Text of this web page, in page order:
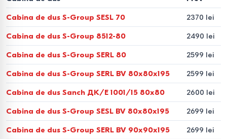
Alege cabina de duș care se potrivește perfect băii tale:
modele compacte de colț pentru spații mici, cabine
combinate cu funcție de cadă pentru familiile cu copii sau
confort maxim. Cu Bigshop vei obține o soluție fiabilă și
elegantă pentru a crea un spațiu de duș modern!
Plasează comanda pe site-ul Bigshop.md sau
contactează-ne la telefonul 022-855379 pentru
consultanță. Cumpără o cabină de duș chiar acum și
Cabina de dus S-Group SESL 70 2370 lei
Cabina de dus S-Group 8512-80 2490 lei
Cabina de dus S-Group SERL 80 2599 lei
Cabina de dus S-Group SERL BV 80x80x195 2599 lei
Cabina de dus Sanch ДК/Е 1001/15 80x80 2600 lei
Cabina de dus S-Group SESL BV 80x80x195 2699 lei
Cabina de dus S-Group SERL BV 90x90x195 2699 lei